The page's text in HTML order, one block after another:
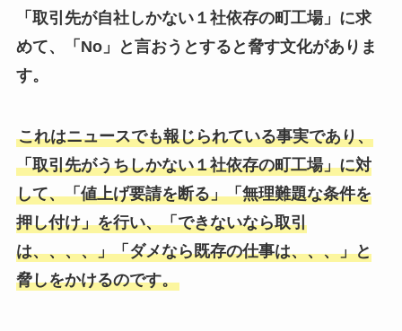
「取引先が自社しかない１社依存の町工場」に求
めて、「No」と言おうとすると脅す文化がありま
す。
これはニュースでも報じられている事実であり、
「取引先がうちしかない１社依存の町工場」に対
して、「値上げ要請を断る」「無理難題な条件を
押し付け」を行い、「できないなら取引
は、、、、」「ダメなら既存の仕事は、、、」と
脅しをかけるのです。